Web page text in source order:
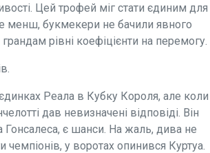
Цей трофей міг стати єдиним для
менш, букмекери не бачили явного
рівні коефіцієнти на перемогу.
Реала в Кубку Короля, але коли
дав невизначені відповіді. Він
Гонсалеса, є шанси. На жаль, дива не
чемпіонів, у воротах опинився Куртуа.